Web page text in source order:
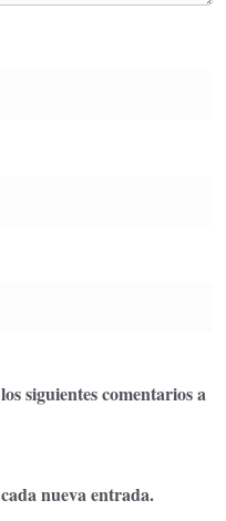
siguientes comentarios a
nueva entrada.